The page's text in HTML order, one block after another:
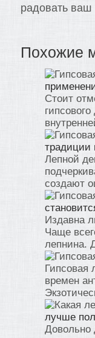
радовать ваш
Похожие
Стоит
традиции
Лепной
создают
Издавна
Чаще
лепнина.
Гипсовая
времен
лучше
Довольно